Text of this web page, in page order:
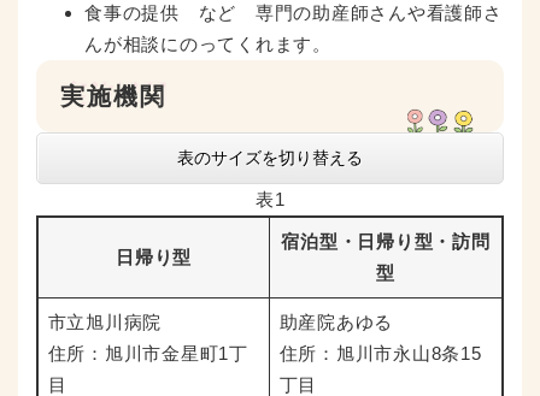
食事の提供 など 専門の助産師さんや看護師さ
んが相談にのってくれます。
実施機関
表のサイズを切り替える
表1
日帰り型
宿泊型・日帰り型・訪問
型
市立旭川病院
住所：旭川市金星町1丁
目
助産院あゆる
住所：旭川市永山8条15
丁目